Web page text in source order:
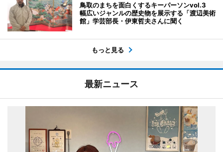
鳥取のまちを面白くするキーパーソンvol.3
幅広いジャンルの歴史物を展示する「渡辺美術
館」学芸部長・伊東哲夫さんに聞く
もっと見る
最新ニュース